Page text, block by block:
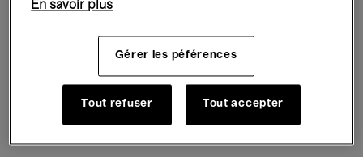
Enseignement Visites guidées
En savoir plus
Gérer les péférences
Tout refuser Tout accepter